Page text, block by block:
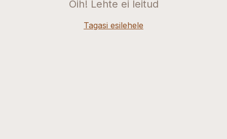
Oih! Lehte ei leitud
Tagasi esilehele